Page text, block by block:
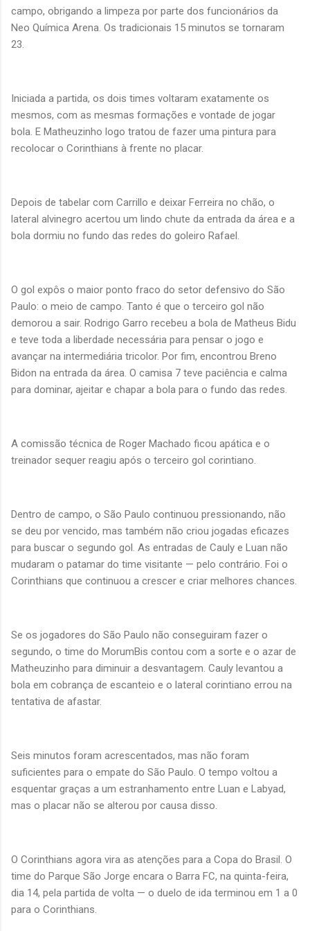
campo, obrigando a limpeza por parte dos funcionários da
Neo Química Arena. Os tradicionais 15 minutos se tornaram
23.
Iniciada a partida, os dois times voltaram exatamente os
mesmos, com as mesmas formações e vontade de jogar
bola. E Matheuzinho logo tratou de fazer uma pintura para
recolocar o Corinthians à frente no placar.
Depois de tabelar com Carrillo e deixar Ferreira no chão, o
lateral alvinegro acertou um lindo chute da entrada da área e a
bola dormiu no fundo das redes do goleiro Rafael.
O gol expôs o maior ponto fraco do setor defensivo do São
Paulo: o meio de campo. Tanto é que o terceiro gol não
demorou a sair. Rodrigo Garro recebeu a bola de Matheus Bidu
e teve toda a liberdade necessária para pensar o jogo e
avançar na intermediária tricolor. Por fim, encontrou Breno
Bidon na entrada da área. O camisa 7 teve paciência e calma
para dominar, ajeitar e chapar a bola para o fundo das redes.
A comissão técnica de Roger Machado ficou apática e o
treinador sequer reagiu após o terceiro gol corintiano.
Dentro de campo, o São Paulo continuou pressionando, não
se deu por vencido, mas também não criou jogadas eficazes
para buscar o segundo gol. As entradas de Cauly e Luan não
mudaram o patamar do time visitante — pelo contrário. Foi o
Corinthians que continuou a crescer e criar melhores chances.
Se os jogadores do São Paulo não conseguiram fazer o
segundo, o time do MorumBis contou com a sorte e o azar de
Matheuzinho para diminuir a desvantagem. Cauly levantou a
bola em cobrança de escanteio e o lateral corintiano errou na
tentativa de afastar.
Seis minutos foram acrescentados, mas não foram
suficientes para o empate do São Paulo. O tempo voltou a
esquentar graças a um estranhamento entre Luan e Labyad,
mas o placar não se alterou por causa disso.
O Corinthians agora vira as atenções para a Copa do Brasil. O
time do Parque São Jorge encara o Barra FC, na quinta-feira,
dia 14, pela partida de volta — o duelo de ida terminou em 1 a 0
para o Corinthians.